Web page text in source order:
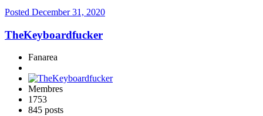
Posted December 31, 2020
TheKeyboardfucker
Fanarea
Membres
1753
845 posts